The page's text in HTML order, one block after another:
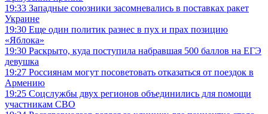
19:33 Западные союзники засомневались в поставках ракет
Украине
19:30 Еще один политик разнес в пух и прах позицию
«Яблока»
19:30 Раскрыто, куда поступила набравшая 500 баллов на ЕГЭ
девушка
19:27 Россиянам могут посоветовать отказаться от поездок в
Армению
19:25 Соцслужбы двух регионов объединились для помощи
участникам СВО